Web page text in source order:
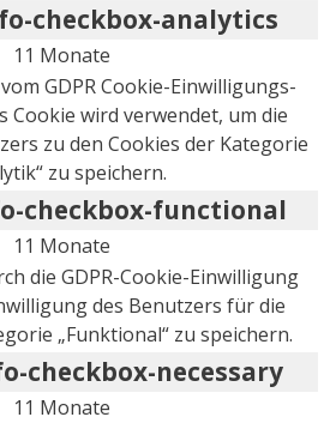
checkbox-analytics
11 Monate
GDPR Cookie-Einwilligungs-
Cookie wird verwendet, um die
zu den Cookies der Kategorie
zu speichern.
checkbox-functional
11 Monate
die GDPR-Cookie-Einwilligung
des Benutzers für die
„Funktional“ zu speichern.
checkbox-necessary
11 Monate